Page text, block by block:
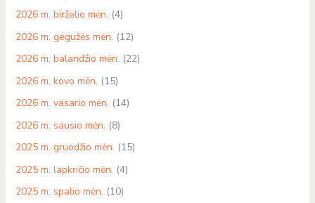
2026 m. birželio mėn. (4)
2026 m. gegužės mėn. (12)
2026 m. balandžio mėn. (22)
2026 m. kovo mėn. (15)
2026 m. vasario mėn. (14)
2026 m. sausio mėn. (8)
2025 m. gruodžio mėn. (15)
2025 m. lapkričio mėn. (4)
2025 m. spalio mėn. (10)